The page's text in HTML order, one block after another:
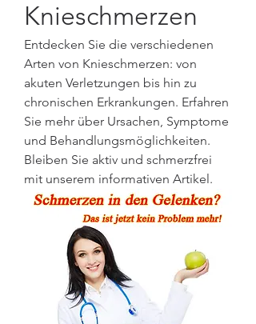
Knieschmerzen
Entdecken Sie die verschiedenen
Arten von Knieschmerzen: von
akuten Verletzungen bis hin zu
chronischen Erkrankungen. Erfahren
Sie mehr über Ursachen, Symptome
und Behandlungsmöglichkeiten.
Bleiben Sie aktiv und schmerzfrei
mit unserem informativen Artikel.